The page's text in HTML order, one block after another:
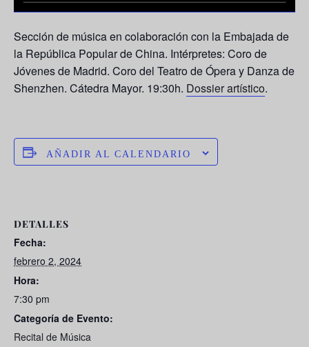
Sección de música en colaboración con la Embajada de
la República Popular de China. Intérpretes: Coro de
Jóvenes de Madrid. Coro del Teatro de Ópera y Danza de
Shenzhen. Cátedra Mayor. 19:30h. Dossier artístico.
AÑADIR AL CALENDARIO
DETALLES
Fecha:
febrero 2, 2024
Hora:
7:30 pm
Categoría de Evento:
Recital de Música